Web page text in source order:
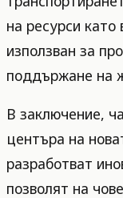
на ресурси
използван за
поддържане на
В заключение,
центъра на
разработват
позволят на